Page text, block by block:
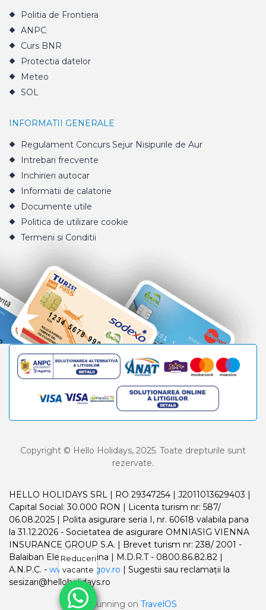
Politia de Frontiera
ANPC
Curs BNR
Protectia datelor
Meteo
SOL
INFORMATII GENERALE
Regulament Concurs Sejur Nisipurile de Aur
Intrebari frecvente
Inchirieri autocar
Informatii de calatorie
Documente utile
Politica de utilizare cookie
Termeni si Conditii
Copyright © Hello Holidays, 2025. Toate drepturile sunt
rezervate.
HELLO HOLIDAYS SRL | RO 29347254 | J2011013629403 |
Capital Social: 30.000 RON | Licenta turism nr: 587/
06.08.2025 | Polita asigurare seria I, nr. 60618 valabila pana
la 31.12.2026 - Societatea de asigurare OMNIASIG VIENNA
INSURANCE GROUP S.A. | Brevet turism nr: 238/ 2001 -
Balaiban Elena Madalina | M.D.R.T - 0800.86.82.82 |
A.N.P.C. - www.anpc.gov.ro | Sugestii sau reclamații la
sesizari@helloholidays.ro
Running on TravelOS
Reduceri
vacante